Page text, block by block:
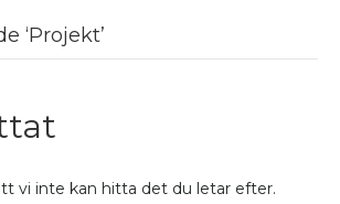
‘Projekt’
vi inte kan hitta det du letar efter.